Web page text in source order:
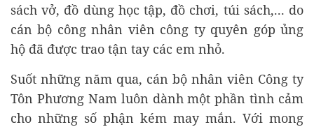
sách vở, đồ dùng học tập, đồ chơi, túi sách,... do
cán bộ công nhân viên công ty quyên góp ủng
hộ đã được trao tận tay các em nhỏ.
Suốt những năm qua, cán bộ nhân viên Công ty
Tôn Phương Nam luôn dành một phần tình cảm
cho những số phận kém may mắn. Với mong